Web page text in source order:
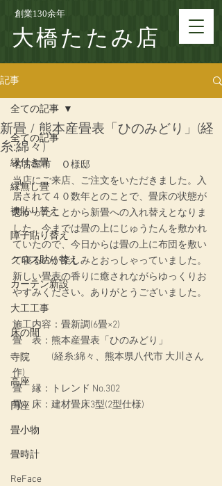
創業130余年
大橋たたみ店
記事
全ての記事
縁付き畳
縁無し畳
襖貼り替え
障子貼り替え
クロス貼り替え
カーテン新設
大工工事
床の間
寺院
高座
円座
畳小物
畳時計
ReFace
全ての記事
新畳 / 熊本産畳表「ひのみどり」(経
糸:綿々)
名古屋市　Ｏ様邸
当店にご来店、ご注文をいただきました。入
居されて４０数年とのことで、畳床の状態が
悪かったことから新畳への入れ替えとなりま
した。今までは畳の上にじゅうたんを敷かれ
ていたので、今日からは畳の上に布団を敷い
て寝るのが楽しみとおっしゃっていました。
新しい畳表の香りに癒されながらゆっくりお
やすみください。ありがとうございました。
施工内容：畳新調(6畳×2)
畳　表：熊本産畳表「ひのみどり」
(経糸:綿々、熊本県八代市 大川さん
作)
畳　縁：トレンド No.302
畳　床：建材畳床3型(2型仕様)